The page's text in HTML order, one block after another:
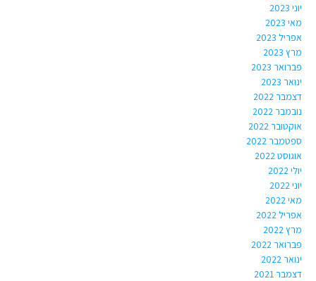
יוני 2023
מאי 2023
אפריל 2023
מרץ 2023
פברואר 2023
ינואר 2023
דצמבר 2022
נובמבר 2022
אוקטובר 2022
ספטמבר 2022
אוגוסט 2022
יולי 2022
יוני 2022
מאי 2022
אפריל 2022
מרץ 2022
פברואר 2022
ינואר 2022
דצמבר 2021